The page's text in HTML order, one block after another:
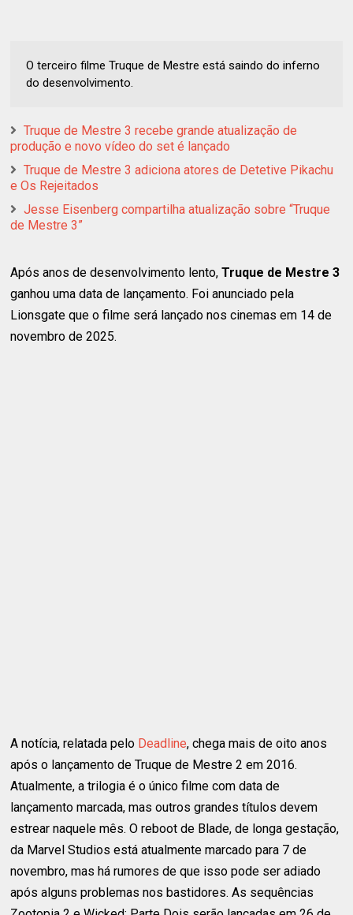
O terceiro filme Truque de Mestre está saindo do inferno
do desenvolvimento.
Truque de Mestre 3 recebe grande atualização de
produção e novo vídeo do set é lançado
Truque de Mestre 3 adiciona atores de Detetive Pikachu
e Os Rejeitados
Jesse Eisenberg compartilha atualização sobre “Truque
de Mestre 3”
Após anos de desenvolvimento lento,Truque de Mestre 3
ganhou uma data de lançamento. Foi anunciado pela
Lionsgate que o filme será lançado nos cinemas em 14 de
novembro de 2025.
A notícia, relatada pelo Deadline, chega mais de oito anos
após o lançamento de Truque de Mestre 2 em 2016.
Atualmente, a trilogia é o único filme com data de
lançamento marcada, mas outros grandes títulos devem
estrear naquele mês. O reboot de Blade, de longa gestação,
da Marvel Studios está atualmente marcado para 7 de
novembro, mas há rumores de que isso pode ser adiado
após alguns problemas nos bastidores. As sequências